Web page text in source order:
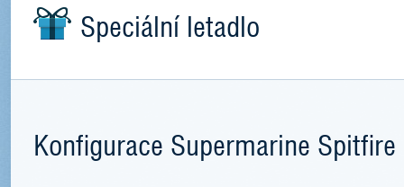
Speciální letadlo
Konfigurace Supermarine